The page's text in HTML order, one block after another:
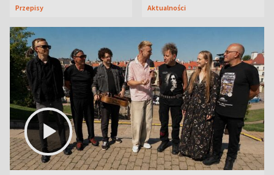
Przepisy Aktualności